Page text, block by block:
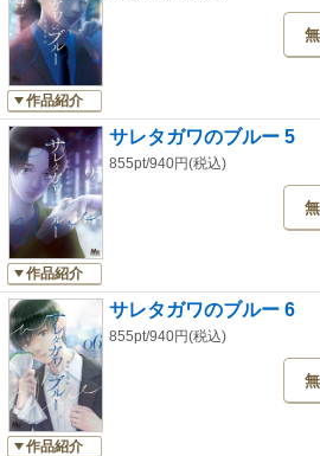
作品紹介
作品紹介
サレタガワのブルー 5
855pt/940円(税込)
作品紹介
サレタガワのブルー 6
855pt/940円(税込)